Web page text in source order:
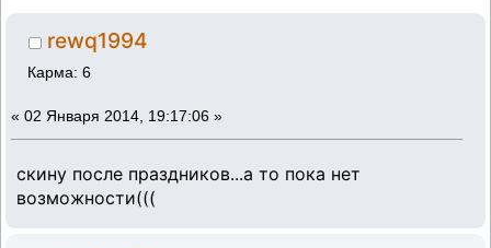
с двигателем Рено f3r (Прочитано 28614
раз)rewq1994
Карма: 6
« 02 Января 2014, 19:17:06 »
скину после праздников...а то пока нет
возможности(((